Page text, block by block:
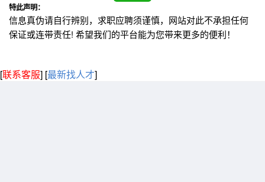
特此声明：
信息真伪请自行辨别，求职应聘须谨慎，网站对此不承担任何
保证或连带责任! 希望我们的平台能为您带来更多的便利！
[联系客服] [最新找人才]